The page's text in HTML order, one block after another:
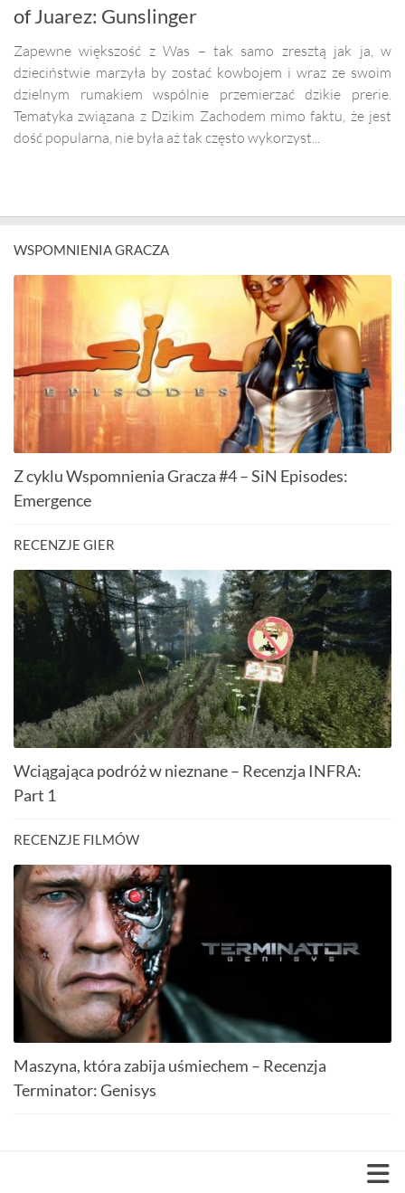
of Juarez: Gunslinger
Zapewne większość z Was – tak samo zresztą jak ja, w
dzieciństwie marzyła by zostać kowbojem i wraz ze swoim
dzielnym rumakiem wspólnie przemierzać dzikie prerie.
Tematyka związana z Dzikim Zachodem mimo faktu, że jest
dość popularna, nie była aż tak często wykorzyst...
WSPOMNIENIA GRACZA
Z cyklu Wspomnienia Gracza #4 – SiN Episodes:
Emergence
RECENZJE GIER
Wciągająca podróż w nieznane – Recenzja INFRA:
Part 1
RECENZJE FILMÓW
Maszyna, która zabija uśmiechem – Recenzja
Terminator: Genisys